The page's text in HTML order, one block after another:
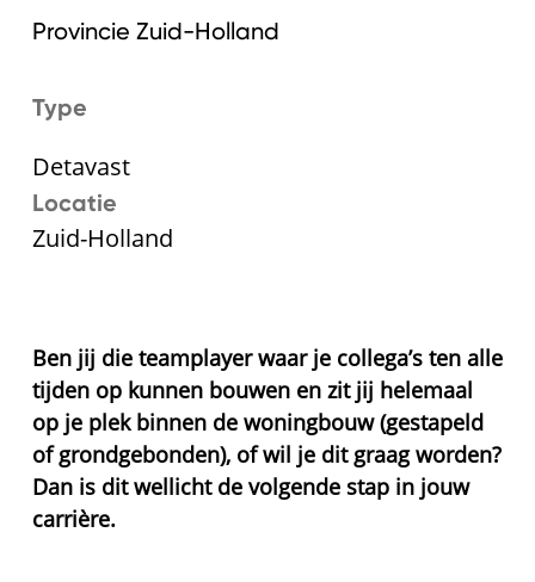
Provincie Zuid-Holland
Type
Detavast
Locatie
Zuid-Holland
Ben jij die teamplayer waar je collega’s ten alle
tijden op kunnen bouwen en zit jij helemaal
op je plek binnen de woningbouw (gestapeld
of grondgebonden), of wil je dit graag worden?
Dan is dit wellicht de volgende stap in jouw
carrière.